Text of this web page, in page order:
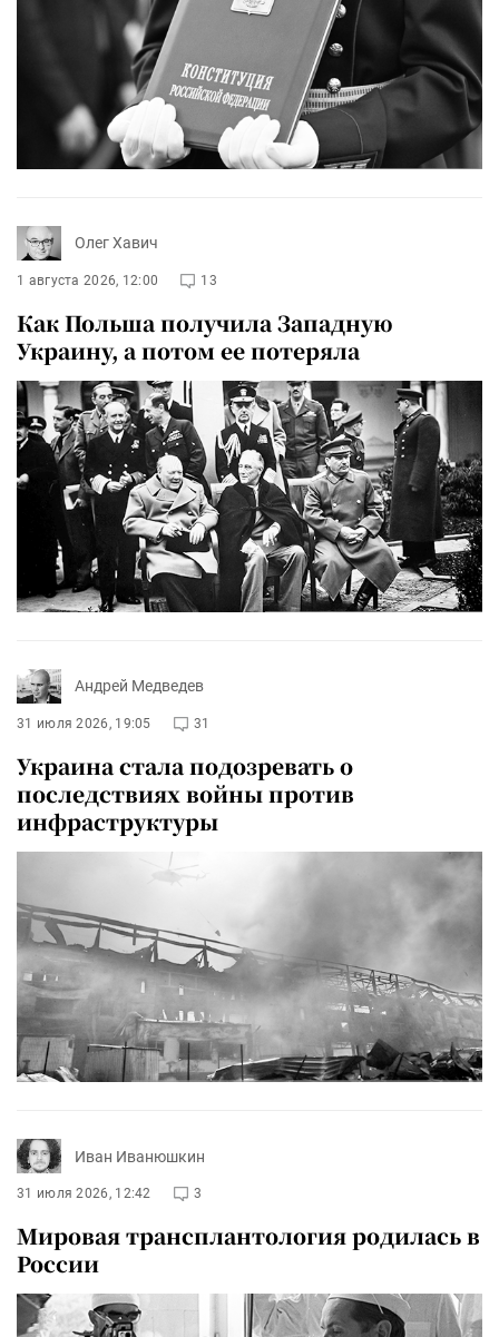
Олег Хавич
1 августа 2026, 12:00 13
Как Польша получила Западную
Украину, а потом ее потеряла
Андрей Медведев
31 июля 2026, 19:05 31
Украина стала подозревать о
последствиях войны против
инфраструктуры
Иван Иванюшкин
31 июля 2026, 12:42 3
Мировая трансплантология родилась в
России